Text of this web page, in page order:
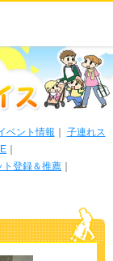
ベント情報
子連れス
ト登録＆推薦